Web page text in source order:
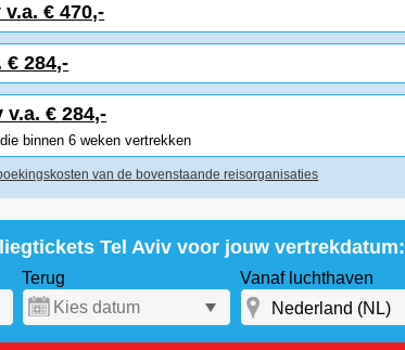
€ 470,-
€ 284,-
€ 284,-
binnen 6 weken vertrekken
van de bovenstaande reisorganisaties
Tel Aviv voor jouw vertrekdatum:
Terug Vanaf luchthaven